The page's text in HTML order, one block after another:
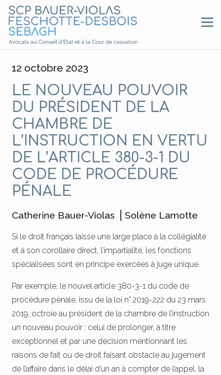
12 octobre 2023
LE NOUVEAU POUVOIR
DU PRÉSIDENT DE LA
CHAMBRE DE
L’INSTRUCTION EN VERTU
DE L’ARTICLE 380-3-1 DU
CODE DE PROCÉDURE
PÉNALE
Catherine Bauer-Violas ⎥Solène Lamotte
Si le droit français laisse une large place à la collégialité
et à son corollaire direct, l’impartialité, les fonctions
spécialisées sont en principe exercées à juge unique.
Par exemple, le nouvel article 380-3-1 du code de
procédure pénale, issu de la loi n° 2019-222 du 23 mars
2019, octroie au président de la chambre de l’instruction
un nouveau pouvoir : celui de prolonger, à titre
exceptionnel et par une décision mentionnant les
raisons de fait ou de droit faisant obstacle au jugement
de l’affaire dans le délai d’un an à compter de l’appel, la